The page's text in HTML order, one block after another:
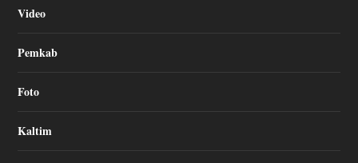
Video
Pemkab
Foto
Kaltim